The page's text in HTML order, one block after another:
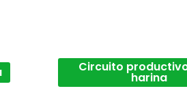
Circuito
harina